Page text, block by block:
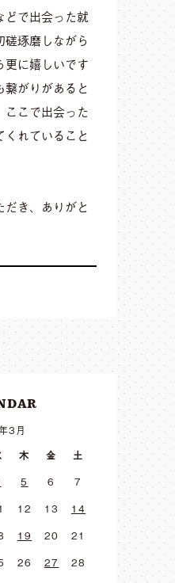
どで出会った就
琢磨しながら
更に嬉しいです
繋がりがあると
ここで出会った
れていること
き、ありがと
3月
木 金
土
5 6
7
12 13
14
19 20
21
26 27
28